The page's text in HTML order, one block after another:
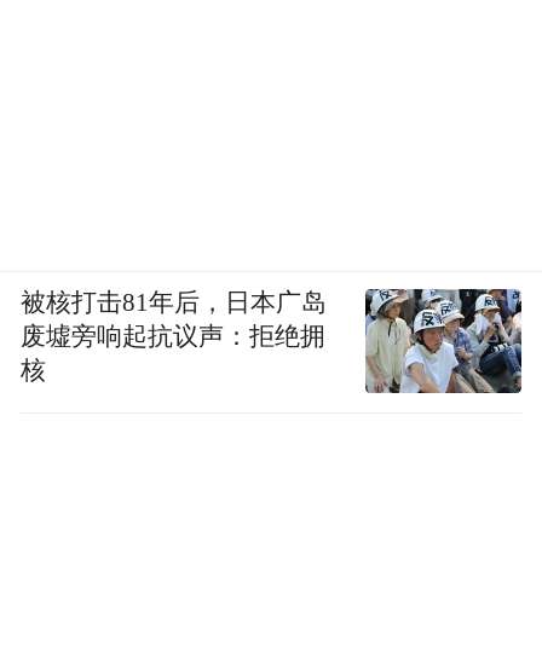
被核打击81年后，日本广岛
废墟旁响起抗议声：拒绝拥
核